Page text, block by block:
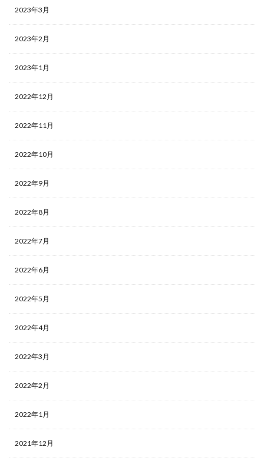
2023年3月
2023年2月
2023年1月
2022年12月
2022年11月
2022年10月
2022年9月
2022年8月
2022年7月
2022年6月
2022年5月
2022年4月
2022年3月
2022年2月
2022年1月
2021年12月